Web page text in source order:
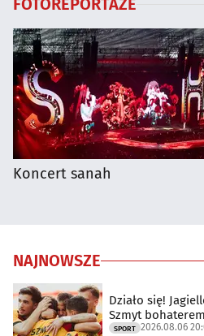
FOTOREPORTAŻE
Koncert sanah
NAJNOWSZE
Działo się!
Szmyt bohaterem
SPORT 2026.08.06